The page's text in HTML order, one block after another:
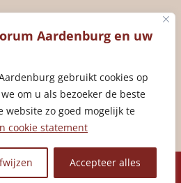
Aardenburg en uw
gebruikt cookies op
om u als bezoeker de beste
website zo goed mogelijk te
cookie statement
Accepteer alles
| Ultility © 2025